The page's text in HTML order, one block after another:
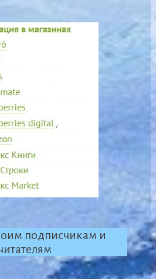
подписчикам и